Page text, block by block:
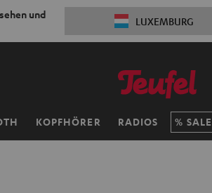
und
LUXEMBURG
KOPFHÖRER RADIOS SALE